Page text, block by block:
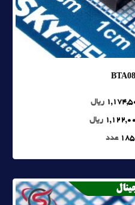
ریال
ریال
185 عدد